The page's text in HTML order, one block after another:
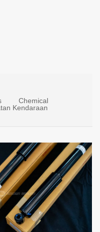
Chemical
Kendaraan